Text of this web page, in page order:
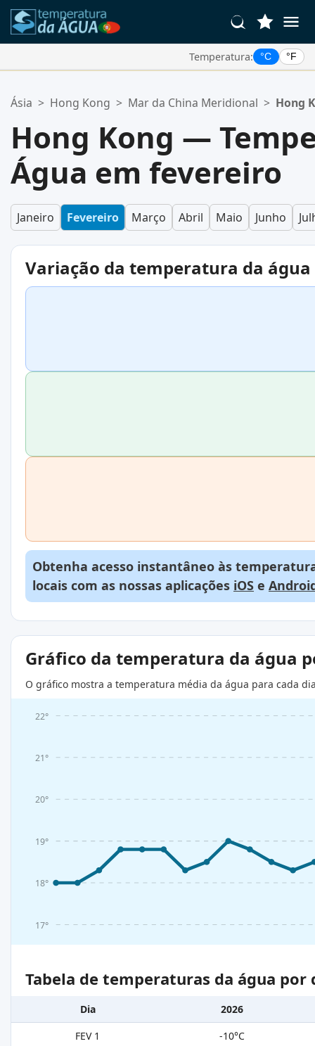
Temperatura: °C °F
Sua lista de favoritos está vazia.
Ásia > Hong Kong > Mar da China Meridional > Hong
Hong Kong —
Água em fevereiro
Janeiro Fevereiro Março Abril Maio Junho
Variação da temperatura da água
Obtenha acesso instantâneo às
locais com as nossas aplicações iOS e
Gráfico da temperatura da água
O gráfico mostra a temperatura média da água para cada
17°
18°
19°
20°
21°
22°
Tabela de temperaturas da água
Dia
2026
FEV 1
-10°C